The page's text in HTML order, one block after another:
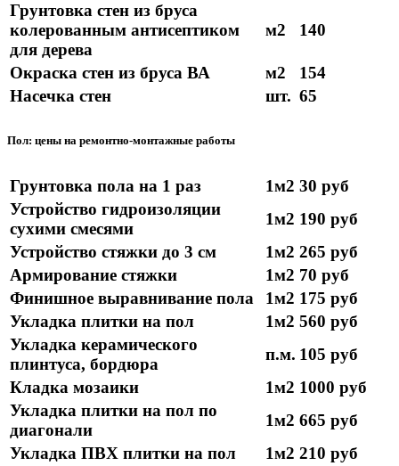
Грунтовка стен из бруса
колерованным антисептиком
для дерева
м2 140
Окраска стен из бруса ВА м2
154
Насечка стен
шт. 65
Пол: цены на ремонтно-монтажные работы
Грунтовка пола на 1 раз 1м2 30 руб
Устройство гидроизоляции
сухими смесями
1м2 190 руб
Устройство стяжки до 3 см
1м2 265 руб
Армирование стяжки
1м2 70 руб
Финишное выравнивание пола
1м2 175 руб
Укладка плитки на пол
1м2 560 руб
Укладка керамического
плинтуса, бордюра
п.м. 105 руб
Кладка мозаики
1м2 1000 руб
Укладка плитки на пол по
диагонали
1м2 665 руб
Укладка ПВХ плитки на пол
1м2 210 руб